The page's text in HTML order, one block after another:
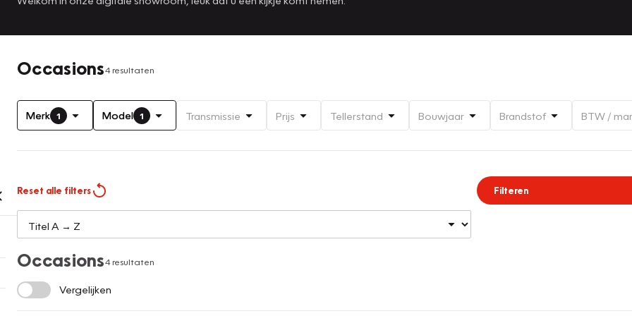
Occasions4 resultaten
Merk 1 Model 1 Transmissie Prijs Tellerstand Bouwjaar Brandstof BTW /
Reset alle filters Filteren
Occasions4 resultaten
Vergelijken